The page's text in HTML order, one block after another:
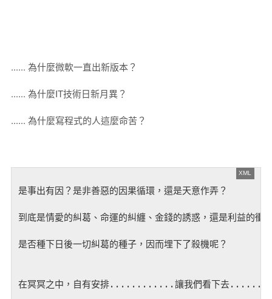
...... 為什麼微軟一直出新版本？
...... 為什麼IT技術日新月異？
...... 為什麼寫程式的人這麼命苦？
是事出有因？是非善惡的因果循環，還是天意作弄？
到底是情愛的糾葛、命運的糾纏、金錢的誘惑，還是利益的衝
是否種下日後一切糾葛的種子，因而埋下了殺機呢？
在冥冥之中，自有安排............讓我們看下去......